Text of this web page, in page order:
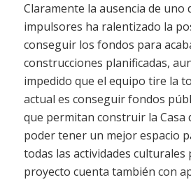
Claramente la ausencia de uno
impulsores ha ralentizado la
conseguir los fondos para
construcciones planificadas,
impedido que el equipo tire la
actual es conseguir fondos
que permitan construir la Casa
poder tener un mejor espacio
todas las actividades culturales
proyecto cuenta también con